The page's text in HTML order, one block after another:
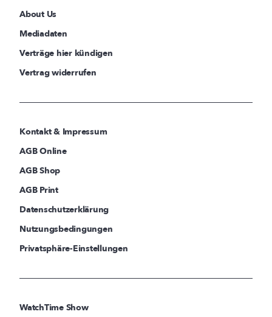
About Us
Mediadaten
Verträge hier kündigen
Vertrag widerrufen
Kontakt & Impressum
AGB Online
AGB Shop
AGB Print
Datenschutzerklärung
Nutzungsbedingungen
Privatsphäre-Einstellungen
WatchTime Show